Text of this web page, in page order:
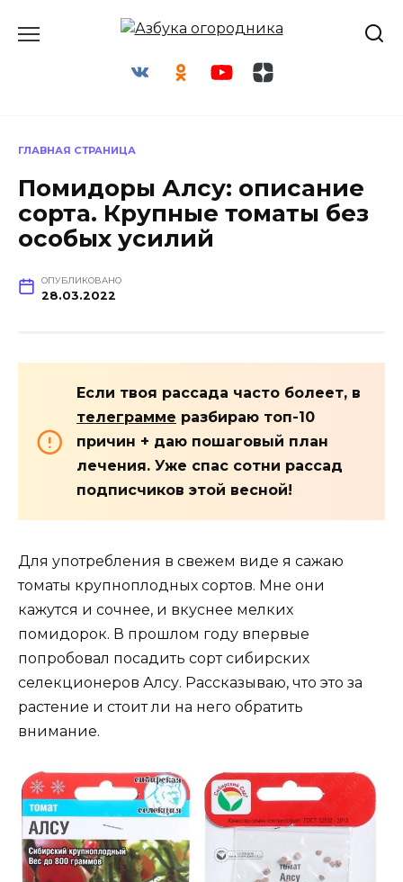
ГЛАВНАЯ СТРАНИЦА
Помидоры Алсу: описание
сорта. Крупные томаты без
особых усилий
ОПУБЛИКОВАНО
28.03.2022
Если твоя рассада часто болеет, в
телеграмме разбираю топ-10
причин + даю пошаговый план
лечения. Уже спас сотни рассад
подписчиков этой весной!
Для употребления в свежем виде я сажаю
томаты крупноплодных сортов. Мне они
кажутся и сочнее, и вкуснее мелких
помидорок. В прошлом году впервые
попробовал посадить сорт сибирских
селекционеров Алсу. Рассказываю, что это за
растение и стоит ли на него обратить
внимание.